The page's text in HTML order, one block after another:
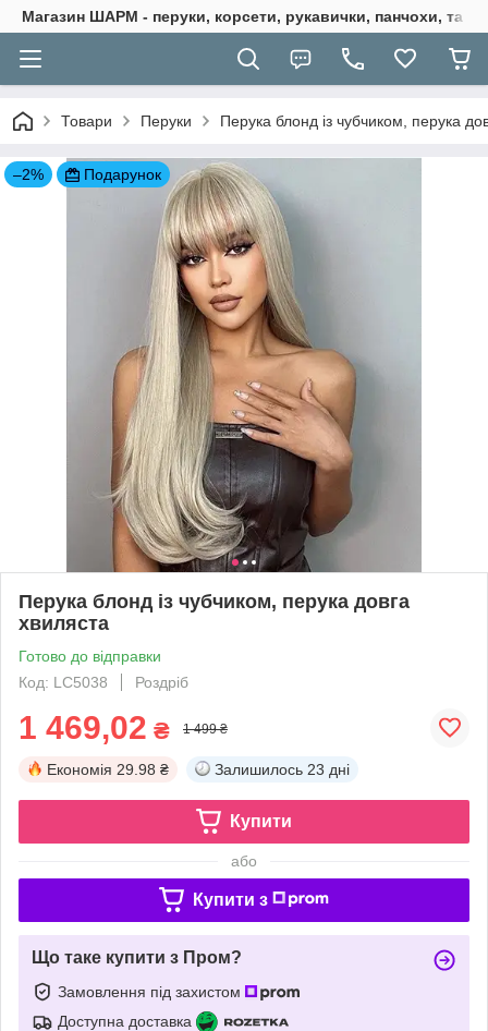
Магазин ШАРМ - перуки, корсети, рукавички, панчохи, та
Товари Перуки Перука блонд із чубчиком, перука
–2% Подарунок
Перука блонд із чубчиком, перука довга
хвиляста
Готово до відправки
Код: LC5038
Роздріб
1 469,02 ₴ 1 499 ₴
Економія 29.98 ₴ Залишилось 23 дні
Купити
або
Купити з
Що таке купити з Пром?
Замовлення під захистом
Доступна доставка